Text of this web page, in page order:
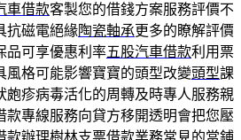
車借款客製您的借錢方案服務評價不
抗磁電絕緣陶瓷軸承更多的瞭解評價
品可享優惠利率五股汽車借款利用票
風格可能影響寶寶的頭型改變頭型課
皰疹病毒活化的周轉及時專人服務親
款專線服務向貸方移開透明會把您壓
款辦理樹林支票借款業務常見的當鋪